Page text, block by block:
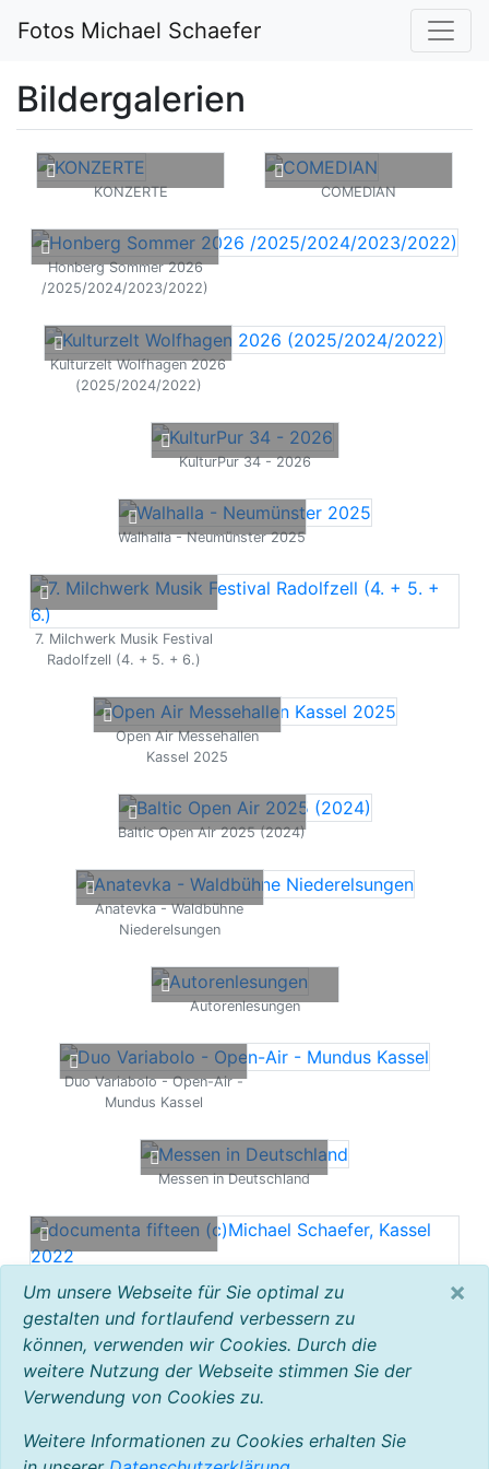
Fotos Michael Schaefer
Bildergalerien
KONZERTE COMEDIAN
Honberg Sommer 2026
/2025/2024/2023/2022)
Kulturzelt Wolfhagen 2026
(2025/2024/2022)
KulturPur 34 - 2026
Walhalla - Neumünster 2025
7. Milchwerk Musik Festival
Radolfzell (4. + 5. + 6.)
Open Air Messehallen
Kassel 2025
Baltic Open Air 2025 (2024)
Anatevka - Waldbühne
Niederelsungen
Autorenlesungen
Duo Variabolo - Open-Air -
Mundus Kassel
Messen in Deutschland
(c)Michael Schaefer, Kassel
2022
Föderverein
Ihringshausen
Um unsere Webseite für Sie optimal zu
gestalten und fortlaufend verbessern zu
können, verwenden wir Cookies. Durch die
weitere Nutzung der Webseite stimmen Sie der
Verwendung von Cookies zu.
Weitere Informationen zu Cookies erhalten Sie
×